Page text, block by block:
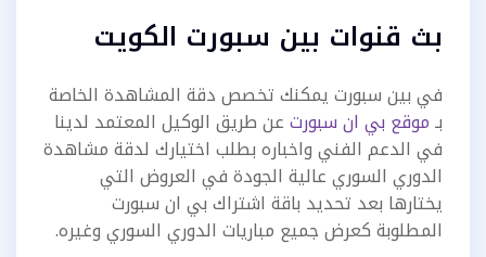
بث قنوات بين سبورت الكويت
في بين سبورت يمكنك تخصص دقة المشاهدة الخاصة
بـموقع بي ان سبورتعن طريق الوكيل المعتمد لدينا
في الدعم الفني واخباره بطلب اختيارك لدقة مشاهدة
الدوري السوري عالية الجودة في العروض التي
يختارها بعد تحديد باقة اشتراك بي ان سبورت
المطلوبة كعرض جميع مباريات الدوري السوري وغيره.